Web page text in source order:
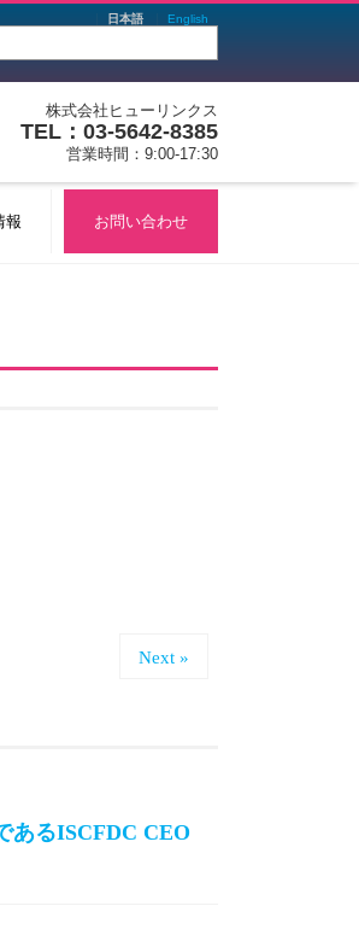
日本語 English
株式会社ヒューリンクス
TEL：03-5642-8385
営業時間：9:00-17:30
報 お問い合わせ
Next »
あるISCFDC CEO